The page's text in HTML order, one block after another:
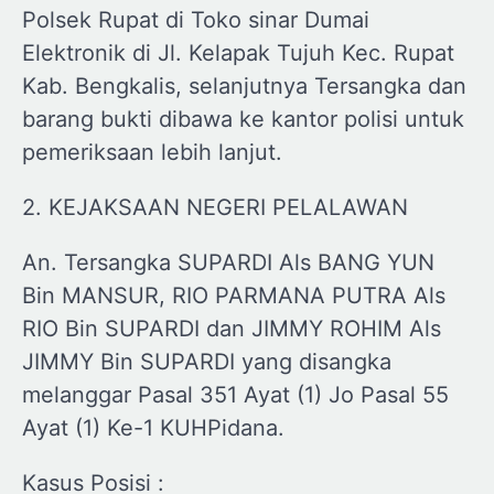
Polsek Rupat di Toko sinar Dumai
Elektronik di Jl. Kelapak Tujuh Kec. Rupat
Kab. Bengkalis, selanjutnya Tersangka dan
barang bukti dibawa ke kantor polisi untuk
pemeriksaan lebih lanjut.
2. KEJAKSAAN NEGERI PELALAWAN
An. Tersangka SUPARDI Als BANG YUN
Bin MANSUR, RIO PARMANA PUTRA Als
RIO Bin SUPARDI dan JIMMY ROHIM Als
JIMMY Bin SUPARDI yang disangka
melanggar Pasal 351 Ayat (1) Jo Pasal 55
Ayat (1) Ke-1 KUHPidana.
Kasus Posisi :